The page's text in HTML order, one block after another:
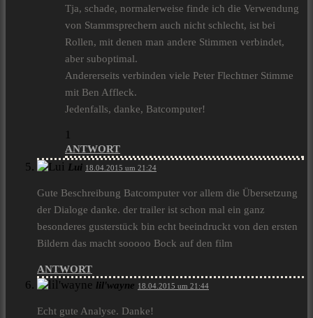
Tja, schade, normalerweise finde ich die Verwendung
von Stammsprechern auch nicht schlecht, ist bei
Rollen, mit denen man andere Stimmen verbindet,
aber suboptimal.
Andererseits verbinden viele Peter Flechtner Stimme
mit Ben Affleck.
Jedenfalls, danke, Batcomputer!
1
ANTWORT
Lui 18.04.2015 um 21:24
Gute Beschreibung Batcomputer vor allem die Übersetzung
der Dialoge danke. der trailer ist schon mal ein ganz
besonderes gusterstück bin echt beeindruckt von den ersten
Bildern das macht sooooo Bock auf den film
ANTWORT
lil'wayne 18.04.2015 um 21:44
Echt gute Analyse. Danke!